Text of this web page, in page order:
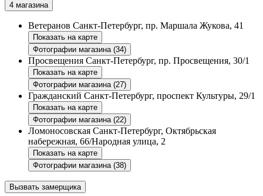
4 магазина
Ветеранов Санкт-Петербург, пр. Маршала Жукова, 41
Показать на карте
Фотографии магазина (34)
Просвещения Санкт-Петербург, пр. Просвещения, 30/1
Показать на карте
Фотографии магазина (27)
Гражданский Санкт-Петербург, проспект Культуры, 29/1
Показать на карте
Фотографии магазина (22)
Ломоносовская Санкт-Петербург, Октябрьская
набережная, 66/Народная улица, 2
Показать на карте
Фотографии магазина (38)
Вызвать замерщика